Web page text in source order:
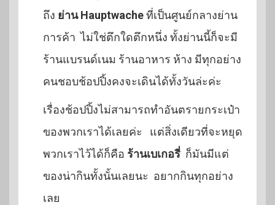
ถึง ย่าน Hauptwacheที่เป็นศูนย์กลางย่าน
การค้า ไม่ใช่ตึกใดตึกหนึ่ง ทั้งย่านนี้ก็จะมี
ร้านแบรนด์เนม ร้านอาหาร ห้าง มีทุกอย่าง
คนชอบช้อปปิ้งคงจะเดินได้ทั้งวันล่ะค่ะ
เรื่องช้อปปิ้งไม่สามารถทำอันตรายกระเป๋า
ของพวกเราได้เลยค่ะ แต่สิ่งเดียวที่จะหยุด
พวกเราไว้ได้ก็คือ ร้านเบเกอรี่ ก็มันมีแต่
ของน่ากินทั้งนั้นเลยนะ อยากกินทุกอย่าง
เลย